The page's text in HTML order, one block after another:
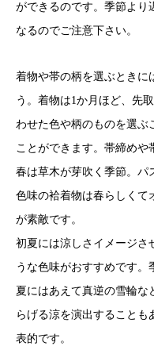
ができるのです。季節より
なるのでご注意下さい。
着物や帯の柄を選ぶときに
う。着物は1か月ほど、先
わせた色や柄のものを選ぶ
ことができます。帯締めや
春は草木が芽吹く季節。パ
色味の袷着物は春らしくて
が素敵です。
初夏には涼しさイメージさ
うな色味がおすすめです。
夏にはあえて真逆の雪輪な
らげる涼を演出すること
表的です。